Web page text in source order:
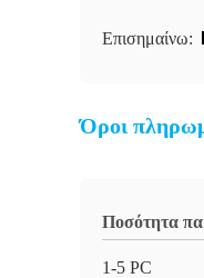
Επισημαίνω:
Όροι
Ποσότητα
1-5 PC